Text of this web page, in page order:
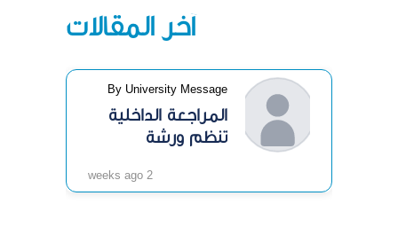
آخر المقالات
By University Message
المراجعة الداخلية
تنظم ورشة
2 weeks ago